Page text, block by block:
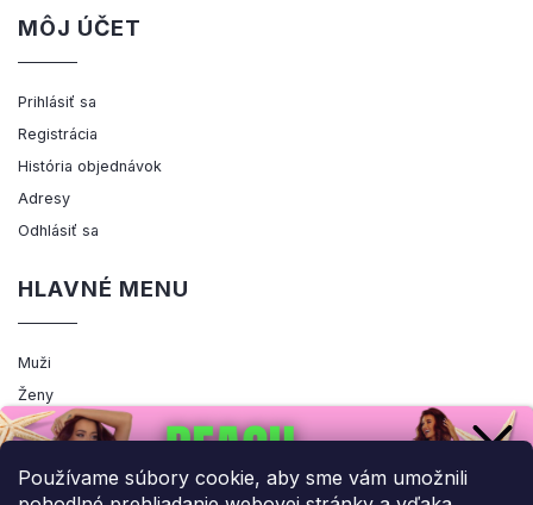
Používame súbory cookie, aby sme vám umožnili
MÔJ ÚČET
Prihlásiť sa
Registrácia
História objednávok
Adresy
Odhlásiť sa
HLAVNÉ MENU
Muži
Ženy
Výpredaj